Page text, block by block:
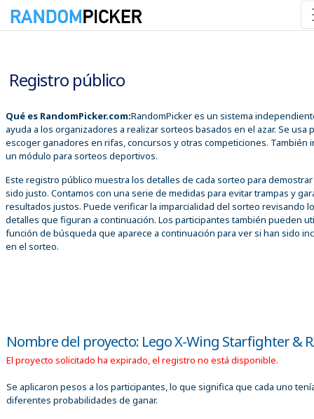
Registro público
Qué es RandomPicker.com:RandomPicker es un sistema
ayuda a los organizadores a realizar sorteos basados en el azar. Se usa
escoger ganadores en rifas, concursos y otras competiciones. También
un módulo para sorteos deportivos.
Este registro público muestra los detalles de cada sorteo para
sido justo. Contamos con una serie de medidas para evitar trampas y
resultados justos. Puede verificar la imparcialidad del sorteo revisando
detalles que figuran a continuación. Los participantes también pueden
función de búsqueda que aparece a continuación para ver si han sido
en el sorteo.
Nombre del proyecto: Lego X-Wing Starfighter &
El proyecto solicitado ha expirado, el registro no está disponible.
Se aplicaron pesos a los participantes, lo que significa que cada uno
diferentes probabilidades de ganar.